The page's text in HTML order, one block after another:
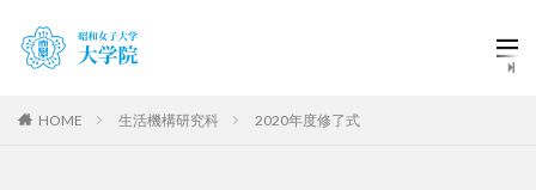
HOME 生活機構研究科 2020年度修了式